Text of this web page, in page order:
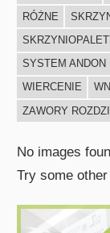
RÓŻNE
SYSTEM ANDON
WIERCENIE
ZAWORY
No images
Try some